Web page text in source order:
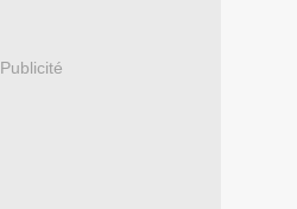
Publicité